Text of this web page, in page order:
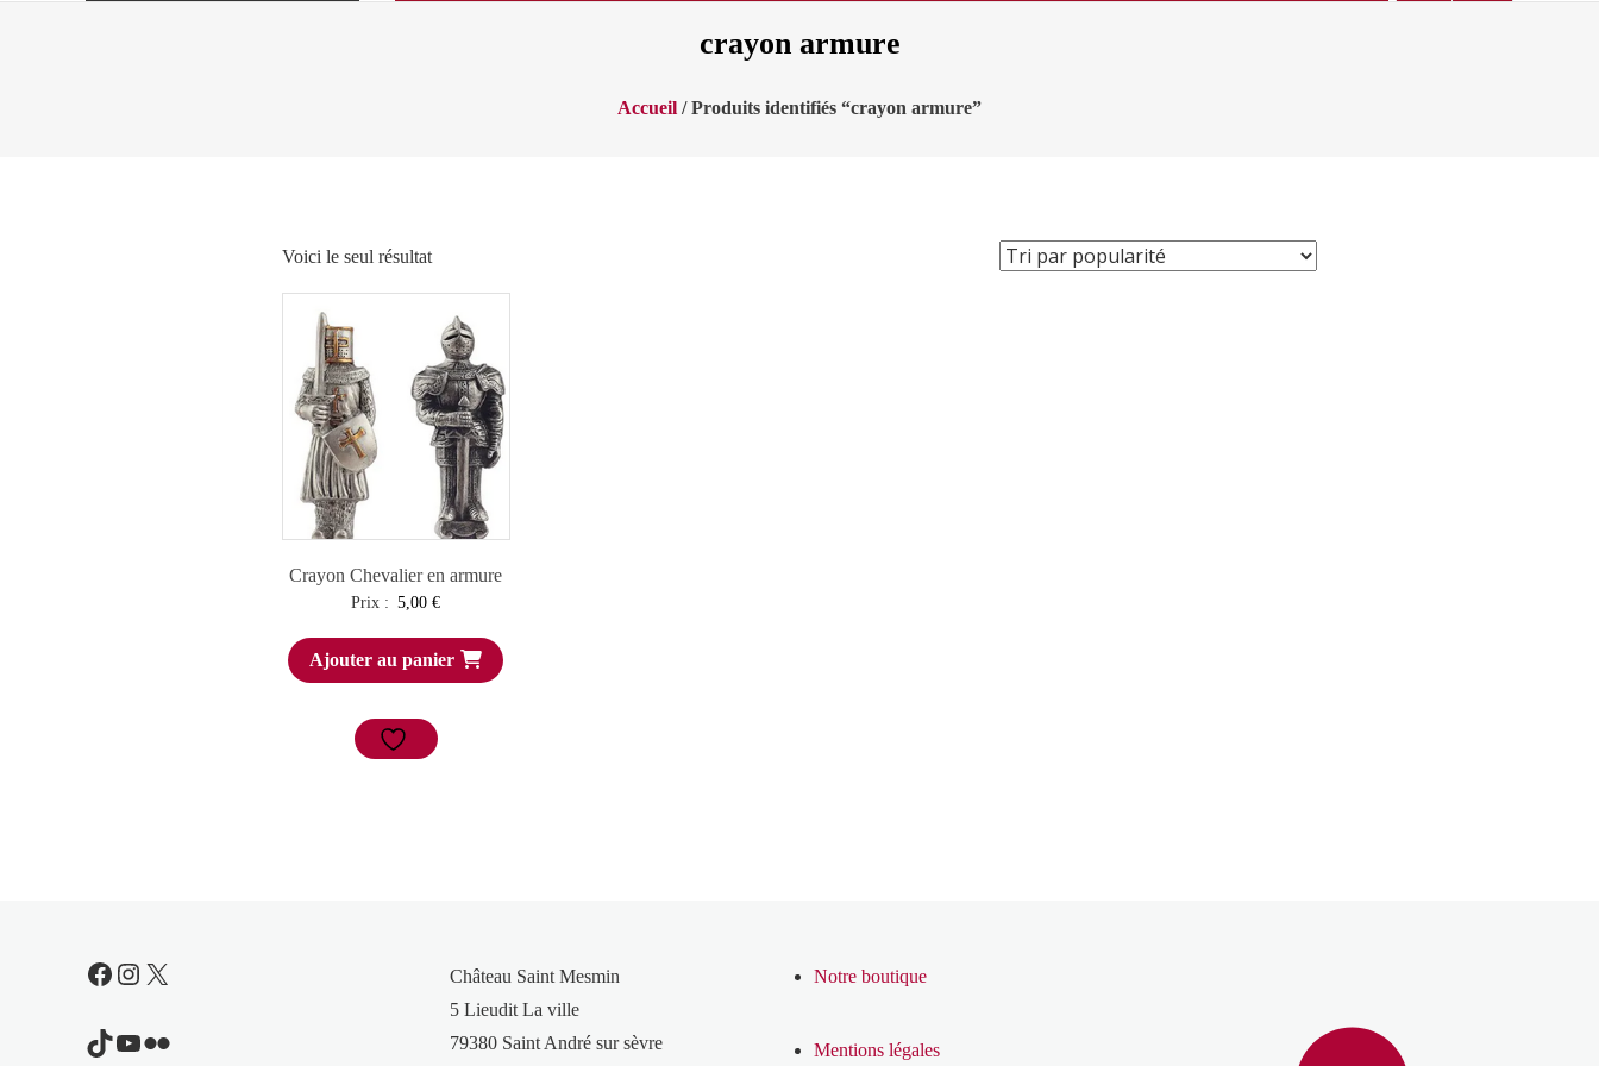
crayon armure
Accueil / Produits identifiés “crayon armure”
Voici le seul résultat
Crayon Chevalier en armure
Prix : 5,00€
Ajouter au panier
Facebook
Instagram
X
TikTok
YouTube
Flickr
Château Saint Mesmin
5 Lieudit La ville
79380 Saint André sur sèvre
Notre boutique
Mentions légales